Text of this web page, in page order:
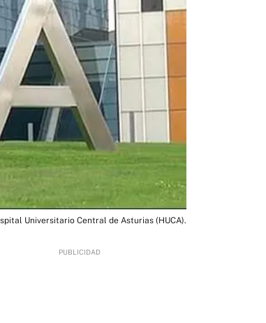
Universitario Central de Asturias (HUCA).